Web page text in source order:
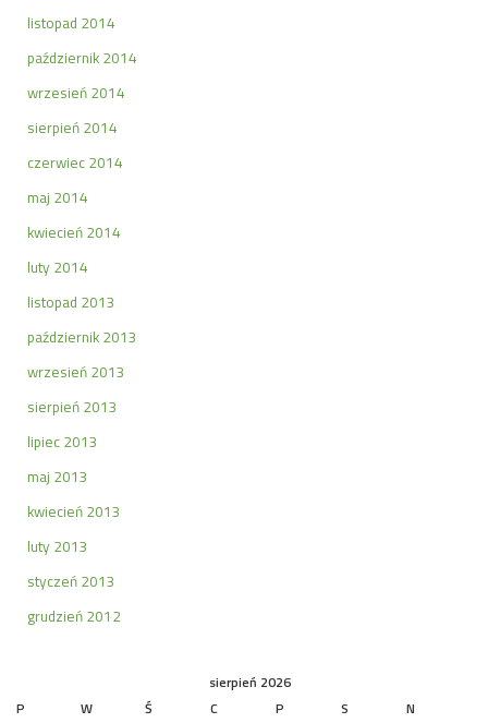
listopad 2014
październik 2014
wrzesień 2014
sierpień 2014
czerwiec 2014
maj 2014
kwiecień 2014
luty 2014
listopad 2013
październik 2013
wrzesień 2013
sierpień 2013
lipiec 2013
maj 2013
kwiecień 2013
luty 2013
styczeń 2013
grudzień 2012
sierpień 2026
P
W Ś C P S N